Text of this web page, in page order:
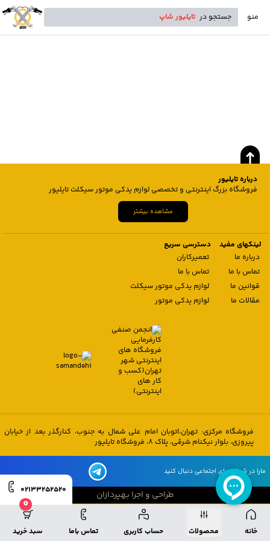
منو جستجو در تایلیور شاپ
خانه محصولات حساب کاربری تماس باما
0
سبد خرید
02133252520
درباره تایلیور
فروشگاه بزرگ اینترنتی و تخصصی لوازم یدکی موتور سیکلت تایلیور
مشاهده بیشتر
لینکهای مفید
درباره ما
تماس با ما
قوانین ما
مقالات ما
دسترسی سریع
تعمیرکاران
تماس با ما
لوازم یدکی موتور سیکلت
لوازم یدکی موتور
فروشگاه مرکزی: تهران،اتوبان امام علی شمال به جنوب، کنارگذر بعد از خیابان
پیروزی، بلوار نیکنام شرقی، پلاک 8، فروشگاه تایلیور
مارا در شبکه های اجتماعی دنبال کنید
طراحی و اجرا بهپردازان
طراحی و اجرا بهپردازان